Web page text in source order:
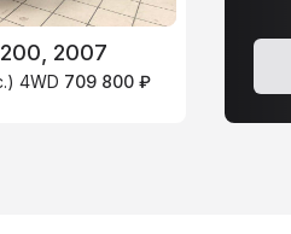
2007
4WD 709 800 ₽